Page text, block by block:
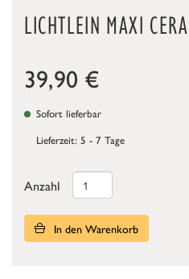
LICHTLEIN MAXI
39,90 €
Sofort lieferbar
Lieferzeit: 5 - 7 Tage
Anzahl
In den Warenkorb